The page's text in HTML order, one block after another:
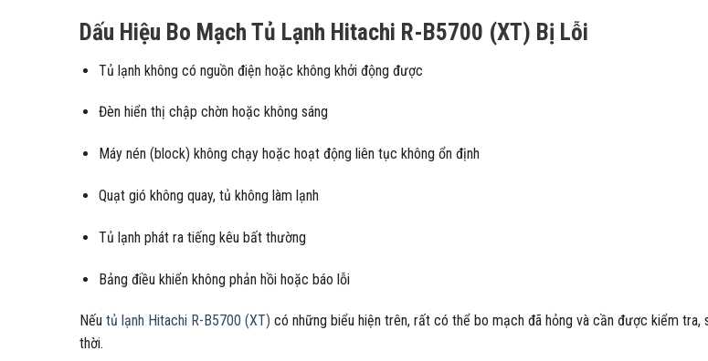
Dấu Hiệu Bo Mạch Tủ Lạnh Hitachi R-B5700 (XT) Bị Lỗi
Tủ lạnh không có nguồn điện hoặc không khởi động được
Đèn hiển thị chập chờn hoặc không sáng
Máy nén (block) không chạy hoặc hoạt động liên tục không ổn định
Quạt gió không quay, tủ không làm lạnh
Tủ lạnh phát ra tiếng kêu bất thường
Bảng điều khiển không phản hồi hoặc báo lỗi
Nếu tủ lạnh Hitachi R-B5700 (XT) có những biểu hiện trên, rất có thể bo mạch đã hỏng và cần được kiểm tra,
thời.